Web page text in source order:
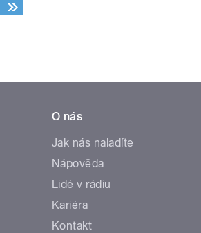
O nás
Jak nás naladíte
Nápověda
Lidé v rádiu
Kariéra
Kontakt